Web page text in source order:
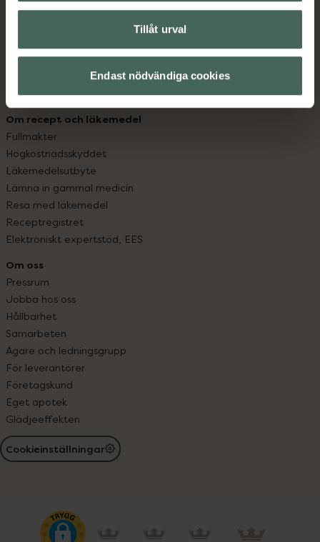
Tillåt urval
Endast nödvändiga cookies
Handla tryggt
Leverans, betalning och retur
Sajtens tillgänglighet
Köpvillkor
Om recept och läkemedel
Fullmakter
Högkostnadsskyddet
Läkemedelsutbyte
Lämna in gammal medicin
Resa med läkemedel
Receptregistret
Elektroniskt expertstöd, EES
Om oss
Pressrum
Jobba hos oss
Hållbarhet
Samarbeten
Ägare och ledningsgrupp
För leverantörer
Företagskund
Eget apotek
Glädjeeffekten
Cookieinställningar